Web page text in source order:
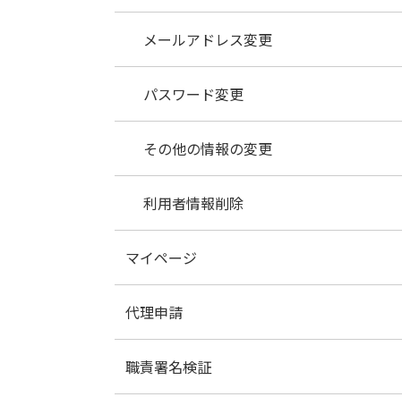
メールアドレス変更
パスワード変更
その他の情報の変更
利用者情報削除
マイページ
マイページ画面の説明
お気に入り手続きの登録
代理申請
代理申請とは
職責署名検証